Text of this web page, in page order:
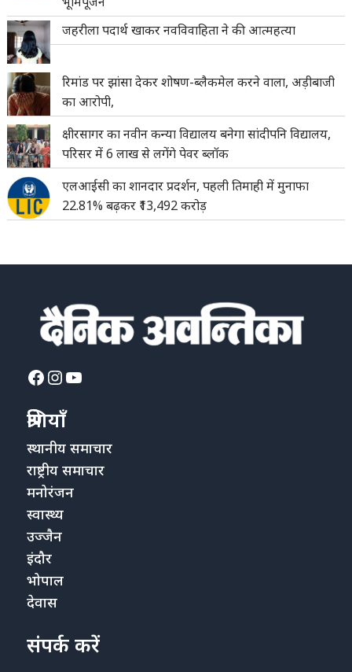
जहरीला पदार्थ खाकर नवविवाहिता ने की आत्महत्या
रिमांड पर झांसा देकर शोषण-ब्लैकमेल करने वाला, अड़ीबाजी
का आरोपी,
क्षीरसागर का नवीन कन्या विद्यालय बनेगा सांदीपनि विद्यालय,
परिसर में 6 लाख से लगेंगे पेवर ब्लॉक
एलआईसी का शानदार प्रदर्शन, पहली तिमाही में मुनाफा
22.81% बढ़कर ₹13,492 करोड़
Facebook
Instagram
YouTube
श्रेणियाँ
स्थानीय समाचार
राष्ट्रीय समाचार
मनोरंजन
स्वास्थ्य
उज्जैन
इंदौर
भोपाल
देवास
संपर्क करें